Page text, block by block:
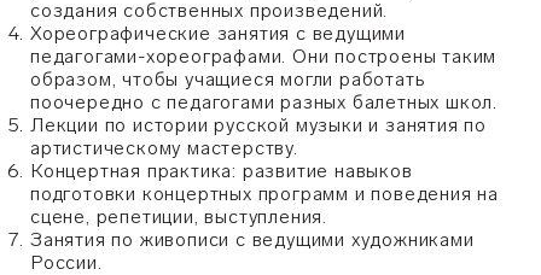
создания собственных произведений.
Хореографические занятия с ведущими
педагогами-хореографами. Они построены таким
образом, чтобы учащиеся могли работать
поочередно с педагогами разных балетных школ.
Лекции по истории русской музыки и занятия по
артистическому мастерству.
Концертная практика: развитие навыков
подготовки концертных программ и поведения на
сцене, репетиции, выступления.
Занятия по живописи с ведущими художниками
России.